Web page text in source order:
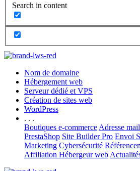
Search in content
Nom de domaine
Hébergement web
Serveur dédié et VPS
Création de sites web
WordPress
. . .
Boutiques e-commerce Adresse
PrestaShop Site Builder Pro Envoi
Marketing Cybersécurité
Affiliation Hébergeur web